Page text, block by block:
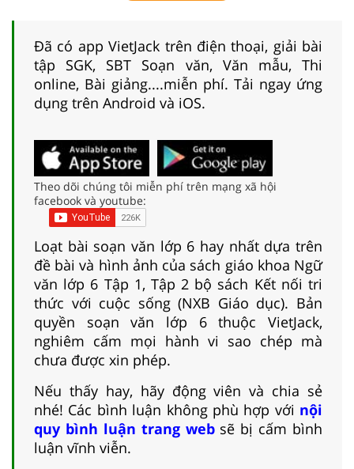
Đã có app VietJack trên điện thoại, giải bài
tập SGK, SBT Soạn văn, Văn mẫu, Thi
online, Bài giảng....miễn phí. Tải ngay ứng
dụng trên Android và iOS.
Theo dõi chúng tôi miễn phí trên mạng xã hội
facebook và youtube:
Loạt bài soạn văn lớp 6 hay nhất dựa trên
đề bài và hình ảnh của sách giáo khoa Ngữ
văn lớp 6 Tập 1, Tập 2 bộ sách Kết nối tri
thức với cuộc sống (NXB Giáo dục). Bản
quyền soạn văn lớp 6 thuộc VietJack,
nghiêm cấm mọi hành vi sao chép mà
chưa được xin phép.
Nếu thấy hay, hãy động viên và chia sẻ
nhé! Các bình luận không phù hợp với nội
quy bình luận trang websẽ bị cấm bình
luận vĩnh viễn.